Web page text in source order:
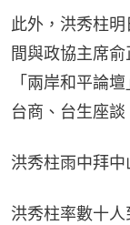
此外，洪秀柱
間與政協主席
「兩岸和平論
台商、台生座談
洪秀柱雨中拜
洪秀柱率數十